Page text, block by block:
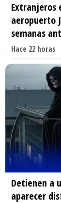
Extranjeros
aeropuerto
semanas
Hace 22 horas
Detienen a
aparecer